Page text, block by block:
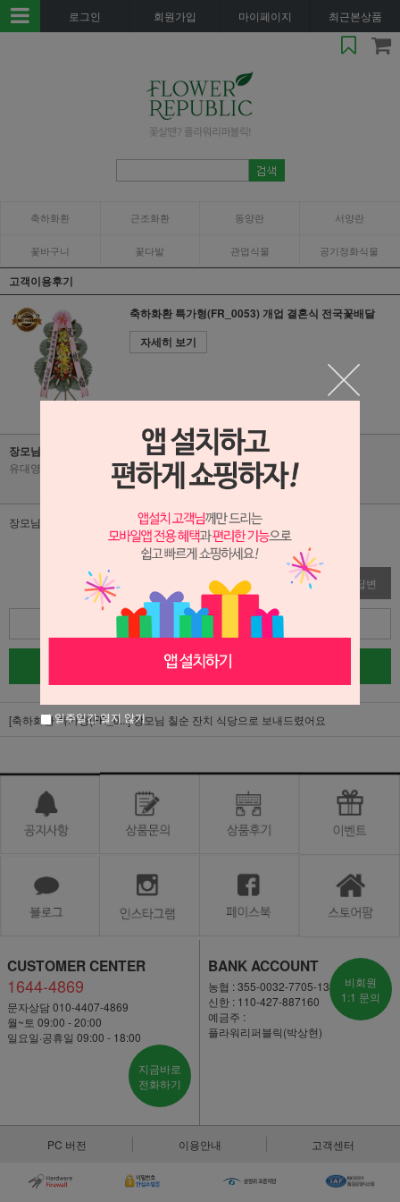
로그인 회원가입 마이페이지 최근본상품
축하화환 근조화환 동양란 서양란
꽃바구니 꽃다발 관엽식물 공기정화식물
고객이용후기
축하화환 특가형(FR_0053) 개업 결혼식 전국꽃배달
자세히 보기
장모님 칠순 잔치 식당으로 보내드렸어요
유대영 2026-07-09 | 조회수 9
장모님이 동네방네 자랑하셨습니다
수정 삭제 답변
글쓰기
[축하화환 특가형(FR_0...]장모님 칠순 잔치 식당으로 보내드렸어요
CUSTOMER CENTER
1644-4869
문자상담 010-4407-4869
월~토 09:00 - 20:00
일요일·공휴일 09:00 - 18:00
지금바로
전화하기
BANK ACCOUNT
농협 : 355-0032-7705-13
신한 : 110-427-887160
예금주 :
플라워리퍼블릭(박상현)
비회원
1:1 문의
PC 버전 이용안내 고객센터
일주일간 열지 않기